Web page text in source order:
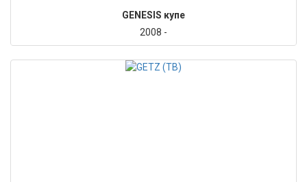
GENESIS купе
2008 -